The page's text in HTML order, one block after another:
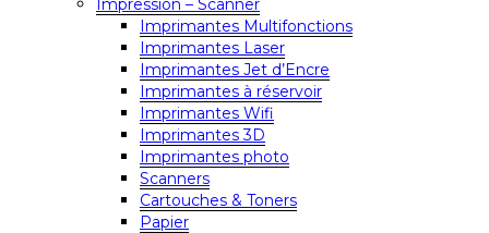
Impression – Scanner
Imprimantes Multifonctions
Imprimantes Laser
Imprimantes Jet d’Encre
Imprimantes à réservoir
Imprimantes Wifi
Imprimantes 3D
Imprimantes photo
Scanners
Cartouches & Toners
Papier